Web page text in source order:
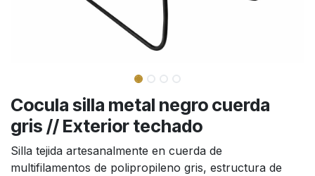
Cocula silla metal negro cuerda
gris // Exterior techado
Silla tejida artesanalmente en cuerda de
multifilamentos de polipropileno gris, estructura de